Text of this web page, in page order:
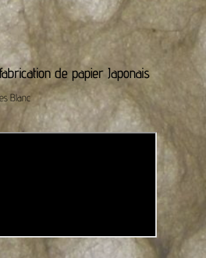
de papier Japonais
Blanc